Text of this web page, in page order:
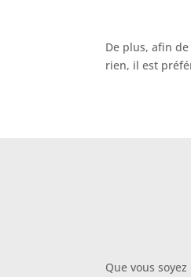
De plus, afin
rien, il est
Que vous